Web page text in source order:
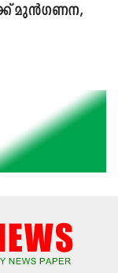
മുൻഗണന,